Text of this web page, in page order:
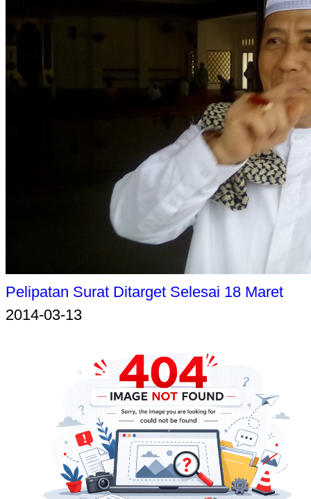
Pelipatan Surat Ditarget Selesai 18 Maret
2014-03-13